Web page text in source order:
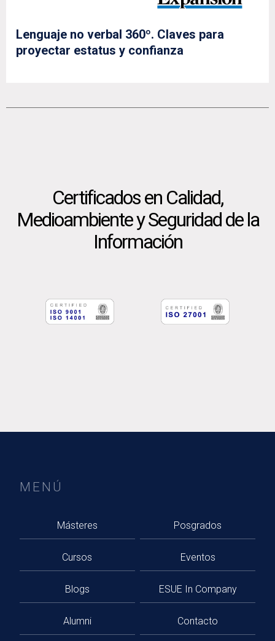
Lenguaje no verbal 360º. Claves para
proyectar estatus y confianza
Certificados en Calidad,
Medioambiente y Seguridad de la
Información
MENÚ
Másteres Posgrados
Cursos Eventos
Blogs ESUE In Company
Alumni Contacto